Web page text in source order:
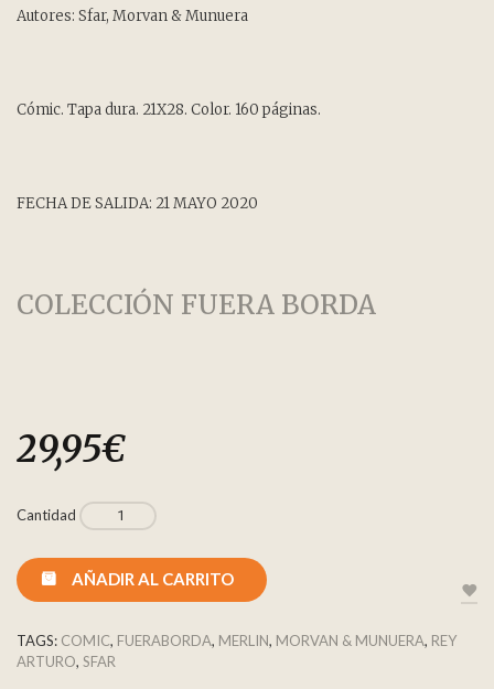
Autores: Sfar, Morvan & Munuera
Cómic. Tapa dura. 21X28. Color. 160 páginas.
FECHA DE SALIDA: 21 MAYO 2020
COLECCIÓN FUERA BORDA
29,95€
Cantidad
AÑADIR AL CARRITO
TAGS: COMIC, FUERABORDA, MERLIN, MORVAN & MUNUERA, REY
ARTURO, SFAR